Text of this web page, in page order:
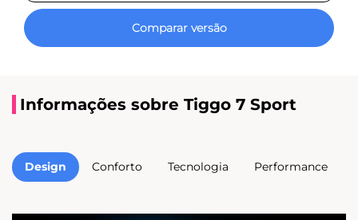
Comparar versão
Informações sobre Tiggo 7 Sport
Design Conforto Tecnologia Performance